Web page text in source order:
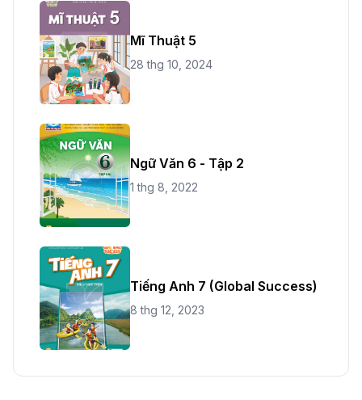
Mĩ Thuật 5
28 thg 10, 2024
Ngữ Văn 6 - Tập 2
1 thg 8, 2022
Tiếng Anh 7 (Global Success)
8 thg 12, 2023